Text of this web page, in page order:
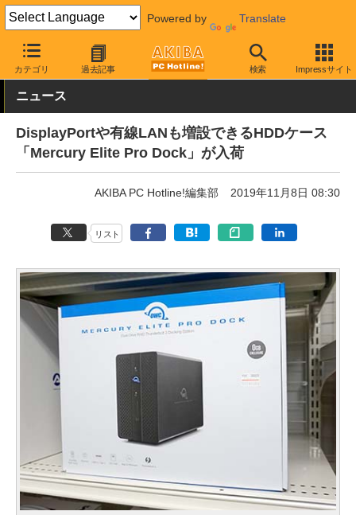
Powered by Translate
カテゴリ 過去記事 検索 Impressサイト
AKIBA PC Hotline! PC周辺機器 HDDケース 外付け型
ニュース
DisplayPortや有線LANも増設できるHDDケース
「Mercury Elite Pro Dock」が入荷
AKIBA PC Hotline!編集部 2019年11月8日 08:30
リスト